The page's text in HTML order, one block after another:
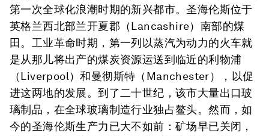
第一次全球化浪潮时期的新兴都市。圣海伦斯位于
英格兰西北部兰开夏郡（Lancashire）南部的煤
田。工业革命时期，第一列以蒸汽为动力的火车就
是从那儿将出产的煤炭资源运送到临近的利物浦
（Liverpool）和曼彻斯特（Manchester），以促
进这两地的发展。到了二十世纪，该市大量出口玻
璃制品，在全球玻璃制造行业独占鳌头。然而，如
今的圣海伦斯生产力已大不如前：矿场早已关闭，